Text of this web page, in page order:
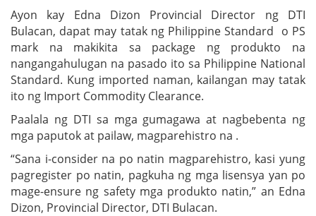
Ayon kay Edna Dizon Provincial Director ng DTI
Bulacan, dapat may tatak ng Philippine Standard o PS
mark na makikita sa package ng produkto na
nangangahulugan na pasado ito sa Philippine National
Standard. Kung imported naman, kailangan may tatak
ito ng Import Commodity Clearance.
Paalala ng DTI sa mga gumagawa at nagbebenta ng
mga paputok at pailaw, magparehistro na .
“Sana i-consider na po natin magparehistro, kasi yung
pagregister po natin, pagkuha ng mga lisensya yan po
mage-ensure ng safety mga produkto natin,” an Edna
Dizon, Provincial Director, DTI Bulacan.